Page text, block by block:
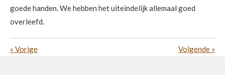
goede handen. We hebben het uiteindelijk allemaal goed
overleefd.
« Vorige Volgende »